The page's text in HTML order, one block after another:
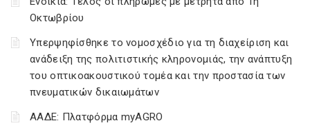
Οκτωβρίου
Υπερψηφίσθηκε το νομοσχέδιο για τη διαχείριση και
ανάδειξη της πολιτιστικής κληρονομιάς, την ανάπτυξη
του οπτικοακουστικού τομέα και την προστασία των
πνευματικών δικαιωμάτων
ΑΑΔΕ: Πλατφόρμα myAGRO